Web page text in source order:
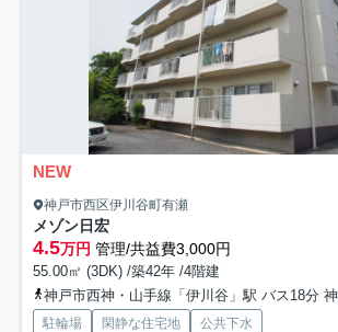
NEW
神戸市西区伊川谷町有瀬
メゾン日宏
4.5万円 管理/共益費3,000円
55.00㎡ (3DK) /築42年 /4階建
神戸市西神・山手線「伊川谷」駅 バス18分 神姫バス
駐輪場 閑静な住宅地 公共下水